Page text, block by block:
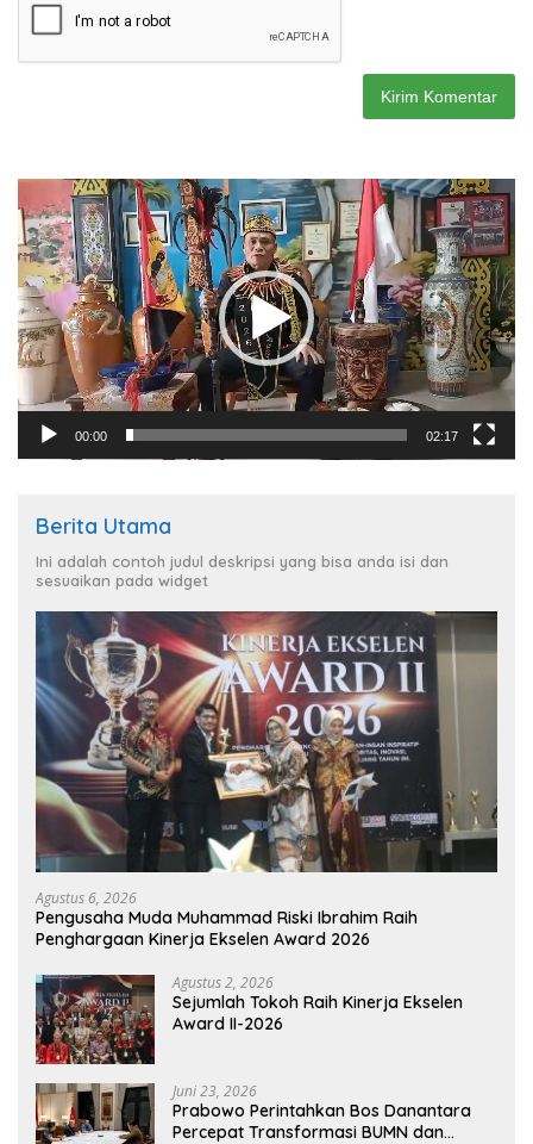
Pemutar
Video
00:00 02:17
Berita Utama
Ini adalah contoh judul deskripsi yang bisa anda isi dan
sesuaikan pada widget
Agustus 6, 2026
Pengusaha Muda Muhammad Riski Ibrahim Raih
Penghargaan Kinerja Ekselen Award 2026
Agustus 2, 2026
Sejumlah Tokoh Raih Kinerja Ekselen
Award II-2026
Juni 23, 2026
Prabowo Perintahkan Bos Danantara
Percepat Transformasi BUMN dan